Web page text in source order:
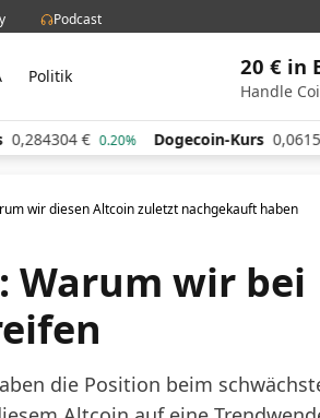
Podcast
Politik 20 € in
Handle
€ 0.20% Dogecoin-Kurs 0,061547 €
wir diesen Altcoin zuletzt nachgekauft haben
Warum wir bei
die Position beim